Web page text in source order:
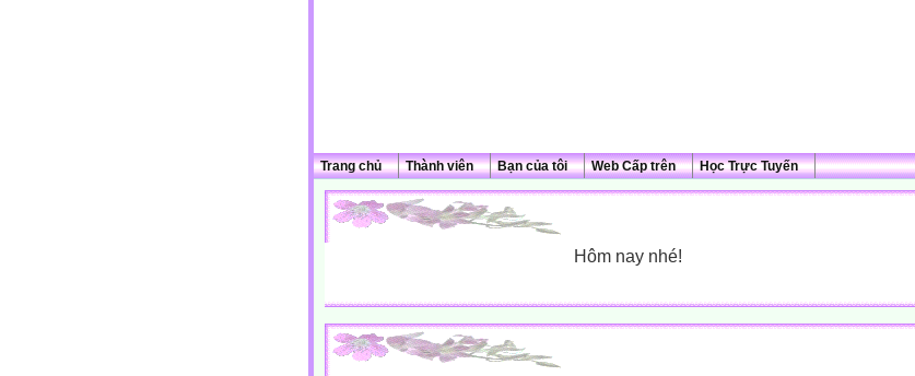
Trang chủ Thành viên Bạn của tôi Web Cấp trên Học Trực Tuyến
Hôm nay nhé!